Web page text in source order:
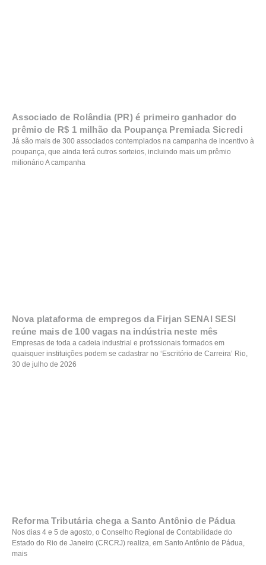
Associado de Rolândia (PR) é primeiro ganhador do
prêmio de R$ 1 milhão da Poupança Premiada Sicredi
Já são mais de 300 associados contemplados na campanha de incentivo à
poupança, que ainda terá outros sorteios, incluindo mais um prêmio
milionário A campanha
Nova plataforma de empregos da Firjan SENAI SESI
reúne mais de 100 vagas na indústria neste mês
Empresas de toda a cadeia industrial e profissionais formados em
quaisquer instituições podem se cadastrar no ‘Escritório de Carreira’ Rio,
30 de julho de 2026
Reforma Tributária chega a Santo Antônio de Pádua
Nos dias 4 e 5 de agosto, o Conselho Regional de Contabilidade do
Estado do Rio de Janeiro (CRCRJ) realiza, em Santo Antônio de Pádua,
mais